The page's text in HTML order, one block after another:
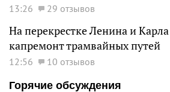
13:26 29 отзывов
На перекрестке Ленина и
капремонт трамвайных путей
12:56
10 отзывов
Горячие обсуждения